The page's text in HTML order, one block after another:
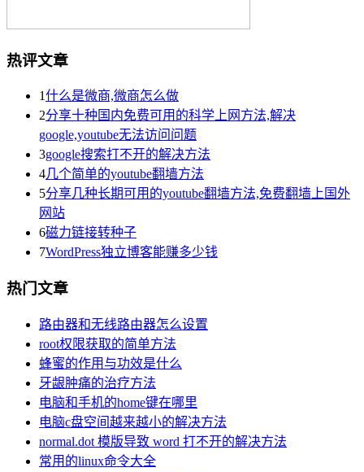
热评文章
1什么是微商,微商怎么做
2分享十种国内免费可用的科学上网方法,解决
google,youtube无法访问问题
3google搜索打不开的解决方法
4几个简单的youtube翻墙方法
5分享几种长期可用的youtube翻墙方法,免费翻墙上国外
网站
6磁力链接转种子
7WordPress独立博客能赚多少钱
热门文章
路由器和无线路由器怎么设置
root权限获取的简单方法
蜂蜜的作用与功效是什么
牙龈肿痛的治疗方法
电脑和手机的home键在哪里
电脑c盘空间越来越小的解决方法
normal.dot 模版导致 word 打不开的解决方法
常用的linux命令大全